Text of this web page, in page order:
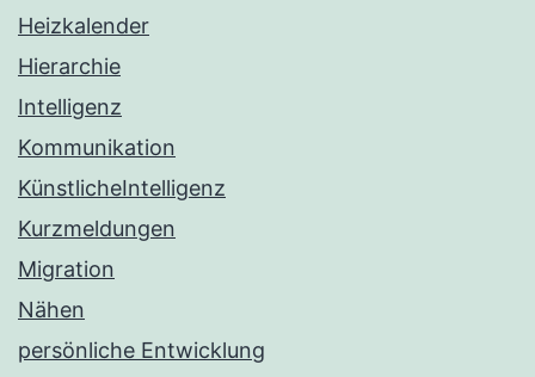
Heizkalender
Hierarchie
Intelligenz
Kommunikation
KünstlicheIntelligenz
Kurzmeldungen
Migration
Nähen
persönliche Entwicklung